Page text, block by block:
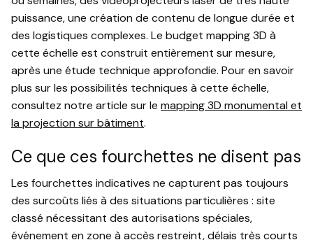
puissance, une création de contenu de longue durée et
des logistiques complexes. Le budget mapping 3D à
cette échelle est construit entièrement sur mesure,
après une étude technique approfondie. Pour en savoir
plus sur les possibilités techniques à cette échelle,
consultez notre article sur le mapping 3D monumental et
la projection sur bâtiment.
Ce que ces fourchettes ne disent pas
Les fourchettes indicatives ne capturent pas toujours
des surcoûts liés à des situations particulières : site
classé nécessitant des autorisations spéciales,
événement en zone à accès restreint, délais très courts